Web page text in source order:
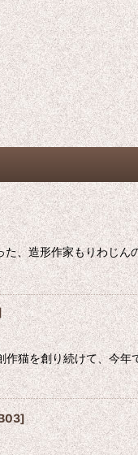
、造形作家もりわじ
猫を創り続けて、今
]